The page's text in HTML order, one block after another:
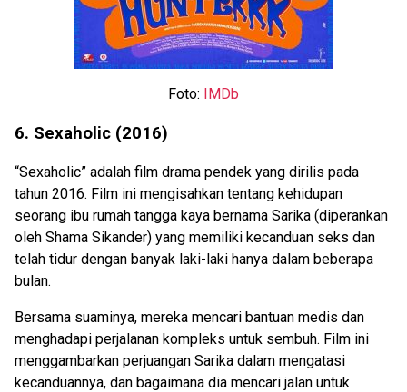
Foto: IMDb
6. Sexaholic (2016)
“Sexaholic” adalah film drama pendek yang dirilis pada
tahun 2016. Film ini mengisahkan tentang kehidupan
seorang ibu rumah tangga kaya bernama Sarika (diperankan
oleh Shama Sikander) yang memiliki kecanduan seks dan
telah tidur dengan banyak laki-laki hanya dalam beberapa
bulan.
Bersama suaminya, mereka mencari bantuan medis dan
menghadapi perjalanan kompleks untuk sembuh. Film ini
menggambarkan perjuangan Sarika dalam mengatasi
kecanduannya, dan bagaimana dia mencari jalan untuk